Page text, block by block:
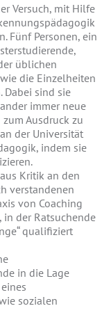
Versuch, mit Hilfe
Fünf Personen, ein
üblichen
die Einzelheiten
Dabei sind sie
immer neue
Ausdruck zu
der Universität
indem sie
Kritik an den
verstandenen
von Coaching
der Ratsuchende
qualifiziert
in die Lage
sozialen